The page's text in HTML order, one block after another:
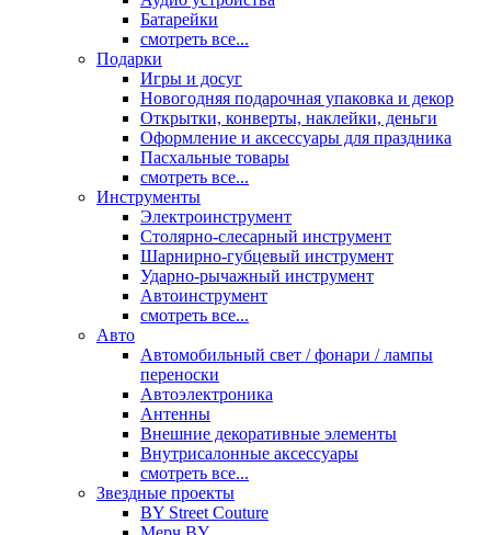
Батарейки
смотреть все...
Подарки
Игры и досуг
Новогодняя подарочная упаковка и декор
Открытки, конверты, наклейки, деньги
Оформление и аксессуары для праздника
Пасхальные товары
смотреть все...
Инструменты
Электроинструмент
Столярно-слесарный инструмент
Шарнирно-губцевый инструмент
Ударно-рычажный инструмент
Автоинструмент
смотреть все...
Авто
Автомобильный свет / фонари / лампы
переноски
Автоэлектроника
Антенны
Внешние декоративные элементы
Внутрисалонные аксессуары
смотреть все...
Звездные проекты
BY Street Couture